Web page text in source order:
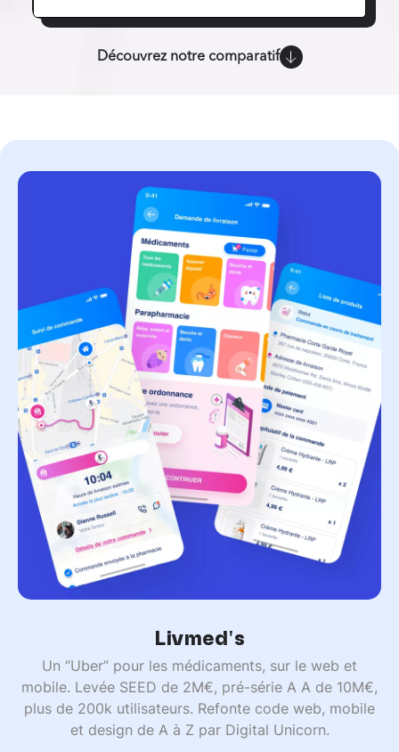
Découvrez notre comparatif
Livmed's
Un “Uber” pour les médicaments, sur le web et
mobile. Levée SEED de 2M€, pré-série A A de 10M€,
plus de 200k utilisateurs. Refonte code web, mobile
et design de A à Z par Digital Unicorn.